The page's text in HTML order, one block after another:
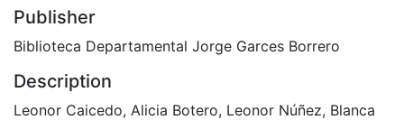
Publisher
Biblioteca Departamental Jorge Garces Borrero
Description
Leonor Caicedo, Alicia Botero, Leonor Núñez, Blanca